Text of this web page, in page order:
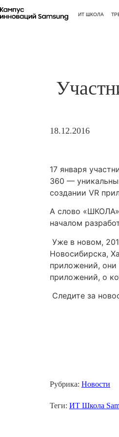
ИТ ШКОЛА
18.12.2016
17 января
360 —
создании VR
А слово «ШКОЛА»
началом
Уже в новом,
Новосибирска,
приложений, они
приложений, о
Следите за
Рубрика: Новости
Теги: ИТ Школа